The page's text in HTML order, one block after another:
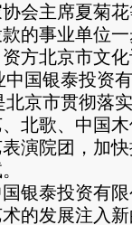
会主席夏菊
事业单位一
方北京市文
国银泰投资
京市贯彻落
北歌、中国
演院团，加
泰投资有限
的发展注入